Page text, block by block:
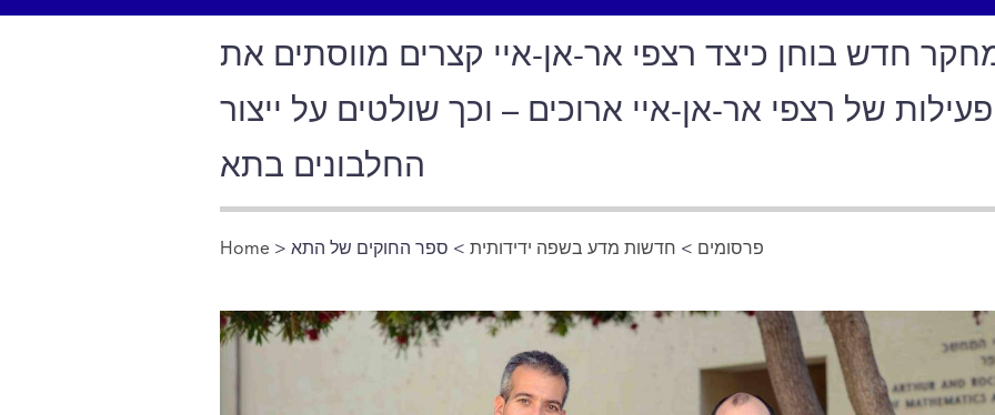
חדש בוחן כיצד רצפי אר-אן-איי קצרים מווסתים את
של רצפי אר-אן-איי ארוכים – וכך שולטים על ייצור
החלבונים בתא
You are here
Home > פרסומים > חדשות מדע בשפה ידידותית> ספר החוקים של התא